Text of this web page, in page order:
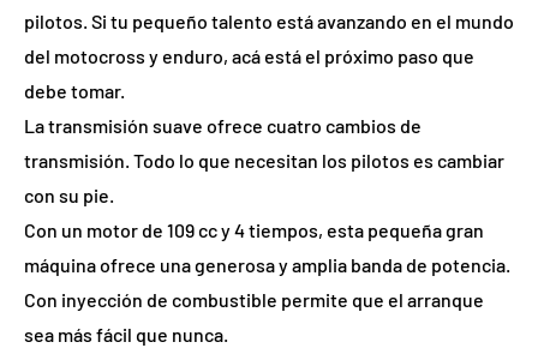
pilotos. Si tu pequeño talento está avanzando en el mundo
del motocross y enduro, acá está el próximo paso que
debe tomar.
La transmisión suave ofrece cuatro cambios de
transmisión. Todo lo que necesitan los pilotos es cambiar
con su pie.
Con un motor de 109 cc y 4 tiempos, esta pequeña gran
máquina ofrece una generosa y amplia banda de potencia.
Con inyección de combustible permite que el arranque
sea más fácil que nunca.